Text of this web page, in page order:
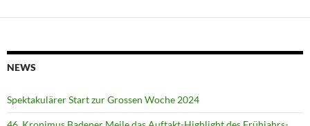
NEWS
Spektakulärer Start zur Grossen Woche 2024